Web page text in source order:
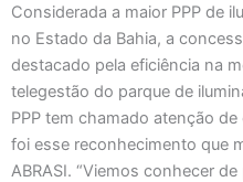
Considerada a maior PPP de
no Estado da Bahia, a
destacado pela eficiência na
telegestão do parque de
PPP tem chamado atenção
foi esse reconhecimento que
ABRASI. “Viemos conhecer